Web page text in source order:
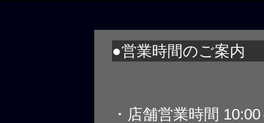
●営業時間のご案内
・店舗営業時間